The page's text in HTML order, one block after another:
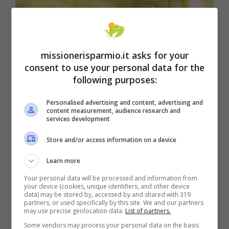
I tassi di interesse sui mutui continueranno ad aumentare nei
prossimi mesi/ Missionerisparmio.it
tasso variabile è diventato meno
vantaggiosodel mutuo a tasso fisso. Ma il
peggio non è ancora arrivato, il fondo non è
ancora stato toccato: gli esperti del settore
missionerisparmio.it asks for your
consent to use your personal data for the
following purposes:
Personalised advertising and content, advertising and
content measurement, audience research and
services development
Store and/or access information on a device
Learn more
Your personal data will be processed and information from
your device (cookies, unique identifiers, and other device
data) may be stored by, accessed by and shared with 319
partners, or used specifically by this site. We and our partners
may use precise geolocation data. List of partners.
Some vendors may process your personal data on the basis